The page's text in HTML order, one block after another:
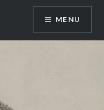
MENU